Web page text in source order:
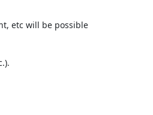
etc will be possible